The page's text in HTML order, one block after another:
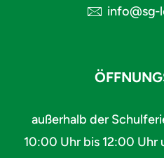
außerhalb der
10:00 Uhr bis 12:00 Uhr